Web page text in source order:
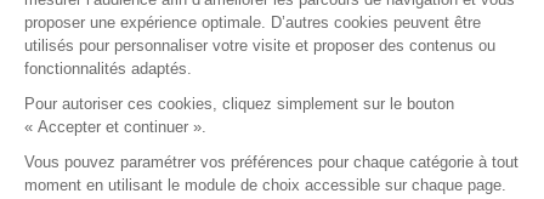
proposer une expérience optimale. D’autres cookies peuvent être
utilisés pour personnaliser votre visite et proposer des contenus ou
fonctionnalités adaptés.
Pour autoriser ces cookies, cliquez simplement sur le bouton
« Accepter et continuer ».
Vous pouvez paramétrer vos préférences pour chaque catégorie à tout
moment en utilisant le module de choix accessible sur chaque page.